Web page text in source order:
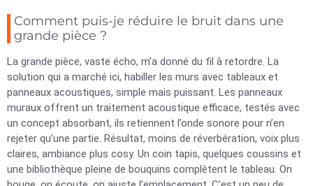
Comment puis-je réduire le bruit dans une
grande pièce ?
La grande pièce, vaste écho, m’a donné du fil à retordre. La
solution qui a marché ici, habiller les murs avec tableaux et
panneaux acoustiques, simple mais puissant. Les panneaux
muraux offrent un traitement acoustique efficace, testés avec
un concept absorbant, ils retiennent l’onde sonore pour n’en
rejeter qu’une partie. Résultat, moins de réverbération, voix plus
claires, ambiance plus cosy. Un coin tapis, quelques coussins et
une bibliothèque pleine de bouquins complètent le tableau. On